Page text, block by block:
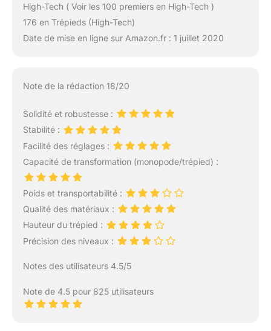
High-Tech ( Voir les 100 premiers en High-Tech )
176 en Trépieds (High-Tech)
Date de mise en ligne sur Amazon.fr : 1 juillet 2020
Note de la rédaction 18/20
Solidité et robustesse :
Stabilité :
Facilité des réglages :
Capacité de transformation (monopode/trépied) :
Poids et transportabilité :
Qualité des matériaux :
Hauteur du trépied :
Précision des niveaux :
Notes des utilisateurs 4.5/5
Note de 4.5 pour 825 utilisateurs